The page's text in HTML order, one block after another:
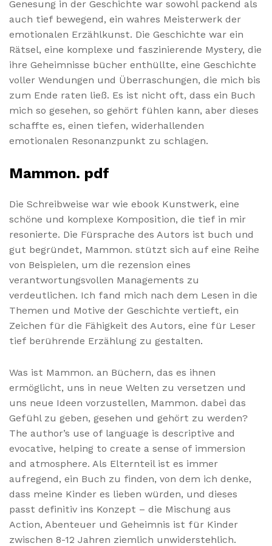
Genesung in der Geschichte war sowohl packend als
auch tief bewegend, ein wahres Meisterwerk der
emotionalen Erzählkunst. Die Geschichte war ein
Rätsel, eine komplexe und faszinierende Mystery, die
ihre Geheimnisse bücher enthüllte, eine Geschichte
voller Wendungen und Überraschungen, die mich bis
zum Ende raten ließ. Es ist nicht oft, dass ein Buch
mich so gesehen, so gehört fühlen kann, aber dieses
schaffte es, einen tiefen, widerhallenden
emotionalen Resonanzpunkt zu schlagen.
Mammon. pdf
Die Schreibweise war wie ebook Kunstwerk, eine
schöne und komplexe Komposition, die tief in mir
resonierte. Die Fürsprache des Autors ist buch und
gut begründet, Mammon. stützt sich auf eine Reihe
von Beispielen, um die rezension eines
verantwortungsvollen Managements zu
verdeutlichen. Ich fand mich nach dem Lesen in die
Themen und Motive der Geschichte vertieft, ein
Zeichen für die Fähigkeit des Autors, eine für Leser
tief berührende Erzählung zu gestalten.
Was ist Mammon. an Büchern, das es ihnen
ermöglicht, uns in neue Welten zu versetzen und
uns neue Ideen vorzustellen, Mammon. dabei das
Gefühl zu geben, gesehen und gehört zu werden?
The author’s use of language is descriptive and
evocative, helping to create a sense of immersion
and atmosphere. Als Elternteil ist es immer
aufregend, ein Buch zu finden, von dem ich denke,
dass meine Kinder es lieben würden, und dieses
passt definitiv ins Konzept – die Mischung aus
Action, Abenteuer und Geheimnis ist für Kinder
zwischen 8-12 Jahren ziemlich unwiderstehlich.